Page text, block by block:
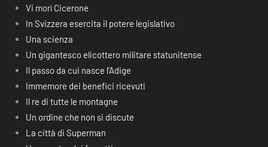
Vi morì Cicerone
In Svizzera esercita il potere legislativo
Una scienza
Un gigantesco elicottero militare statunitense
Il passo da cui nasce l’Adige
Immemore dei benefici ricevuti
Il re di tutte le montagne
Un ordine che non si discute
La città di Superman